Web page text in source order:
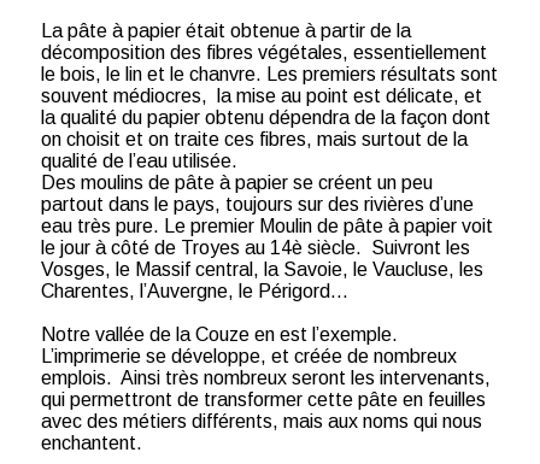
La pâte à papier était obtenue à partir de la
décomposition des fibres végétales, essentiellement
le bois, le lin et le chanvre. Les premiers résultats sont
souvent médiocres, la mise au point est délicate, et
la qualité du papier obtenu dépendra de la façon dont
on choisit et on traite ces fibres, mais surtout de la
qualité de l’eau utilisée.
Des moulins de pâte à papier se créent un peu
partout dans le pays, toujours sur des rivières d’une
eau très pure. Le premier Moulin de pâte à papier voit
le jour à côté de Troyes au 14è siècle. Suivront les
Vosges, le Massif central, la Savoie, le Vaucluse, les
Charentes, l’Auvergne, le Périgord…
Notre vallée de la Couze en est l’exemple.
L’imprimerie se développe, et créée de nombreux
emplois. Ainsi très nombreux seront les intervenants,
qui permettront de transformer cette pâte en feuilles
avec des métiers différents, mais aux noms qui nous
enchantent.